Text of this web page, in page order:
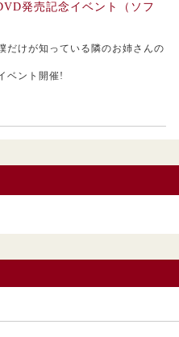
発売記念イベント（ソフ
僕だけが知っている隣のお姉さんの
ベント開催!